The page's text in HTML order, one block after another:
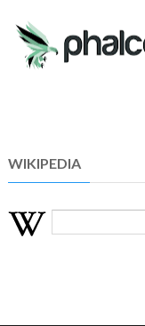
WIKIPEDIA